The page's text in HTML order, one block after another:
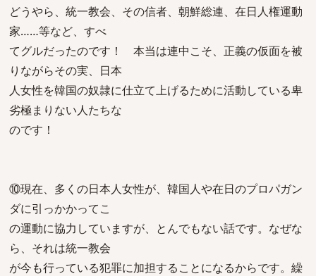
どうやら、統一教会、その信者、朝鮮総連、在日人権運動
家……等など、すべ
てグルだったのです！ 本当は連中こそ、正義の仮面を被
りながらその実、日本
人女性を韓国の奴隷に仕立て上げるために活動している卑
劣極まりない人たちな
のです！
⑩現在、多くの日本人女性が、韓国人や在日のプロパガン
ダに引っかかってこ
の運動に協力していますが、とんでもない話です。なぜな
ら、それは統一教会
が今も行っている犯罪に加担することになるからです。繰